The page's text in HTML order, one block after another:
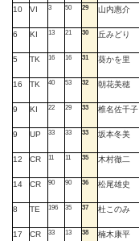
10 VI 3 50 29 山内惠介
6 KI 13 21 30 丘みどり
5 TK 16 16 31 葵かを里
16 TK 40 53 32 朝花美穂
9 KI 22 29 33 椎名佐千子
9 UP 33 33 33 坂本冬美
12 CR 11 11 35 木村徹二
14 CR 90 90 36 松尾雄史
8 TE 196 35 37 杜このみ
17 CR 33 13 38 楠木康平